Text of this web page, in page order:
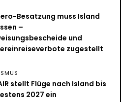
Besatzung muss Island
–
und
zugestellt
stellt Flüge nach Island bis
2027 ein